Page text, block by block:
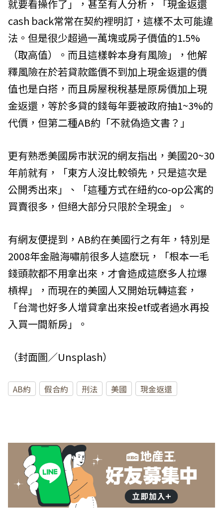
就要看操作了」，甚至有人分析，「現金返還
cash back常常在契約裡明訂，這樣不太可能違
法。但是很少超過一萬塊或房子價值的1.5%
（取高值）。而且這樣幹本身有風險」，他解
釋風險在於若貸款鑑價不到加上現金返還的價
值也是白搭，而且房屋稅稅基是原房價加上現
金返還，等於多貸的錢每年要被政府抽1~3%的
代價，但第二種AB約「不就偽造文書？」
更有熟悉美國房市狀況的網友指出，美國20~30
年前就有，「東方人沒比較領先，只是這次是
公開秀出來」、「這種方式在紐約co-op公寓的
買賣很多，但絕大部分只限於全現金」。
有網友便提到，AB約在美國行之有年，特別是
2008年金融海嘯前很多人這麽玩，「根本一毛
錢頭款都不用拿出來，才會造成這麽多人拉爆
槓桿」，而現在的美國人又開始玩轉這套，
「台灣也好多人增貸拿出來投etf或者過水再投
入買一間新房」。
（封面圖／Unsplash）
AB約 假合約 刑法 美國 現金返還